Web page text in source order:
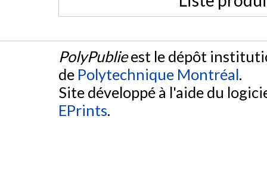
PolyPublieest le dépôt
de Polytechnique Montréal.
Site développé à l'aide du
EPrints.